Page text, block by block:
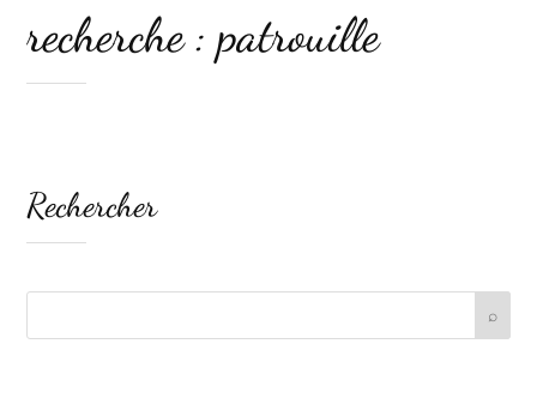
recherche : patrouille
Rechercher